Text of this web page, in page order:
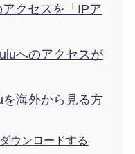
クセスを「IPア
へのアクセスが
海外から見る方
ウンロードする